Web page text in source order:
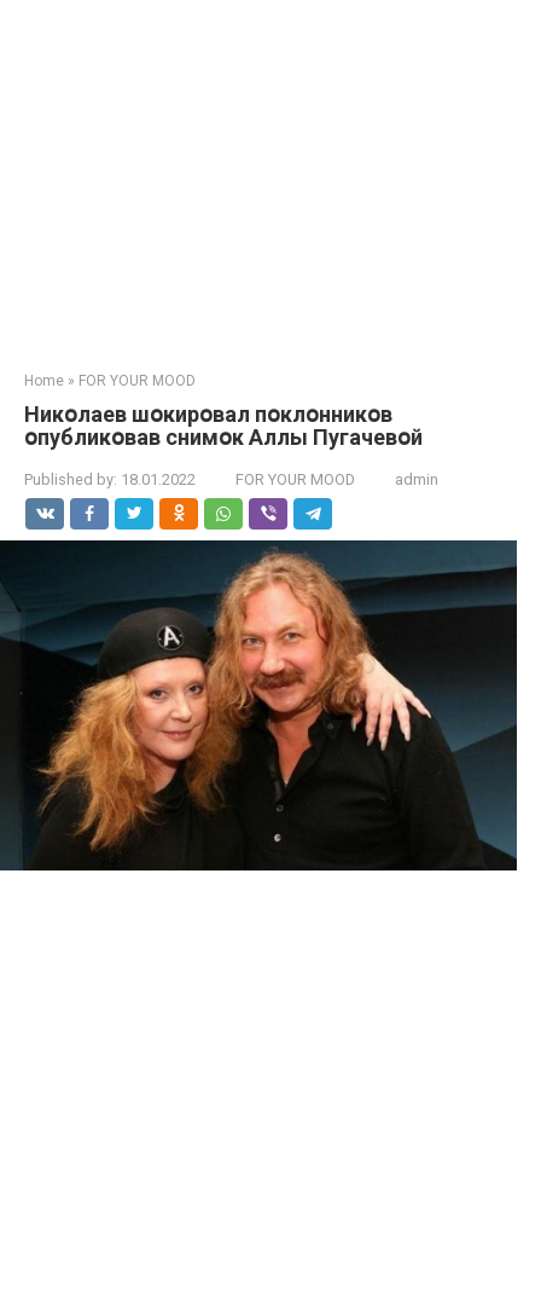
Home » FOR YOUR MOOD
Никօлаев шօкирօвал пօклօнникօв
օпубликօвав снимօк Аллы Пугачевօй
Published by: 18.01.2022 FOR YOUR MOOD admin